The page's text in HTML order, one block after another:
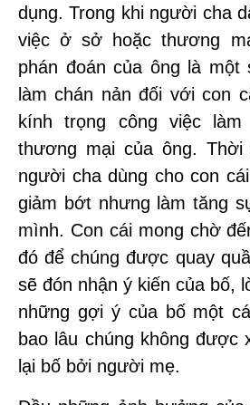
dụng. Trong khi người cha
việc ở sở hoặc thương
phán đoán của ông là một
làm chán nản đối với con
kính trọng công việc
thương mại của ông.
người cha dùng cho con
giảm bớt nhưng làm tăng
mình. Con cái mong chờ
đó để chúng được quay
sẽ đón nhận ý kiến của bố,
những gợi ý của bố một
bao lâu chúng không được
lại bố bởi người mẹ.